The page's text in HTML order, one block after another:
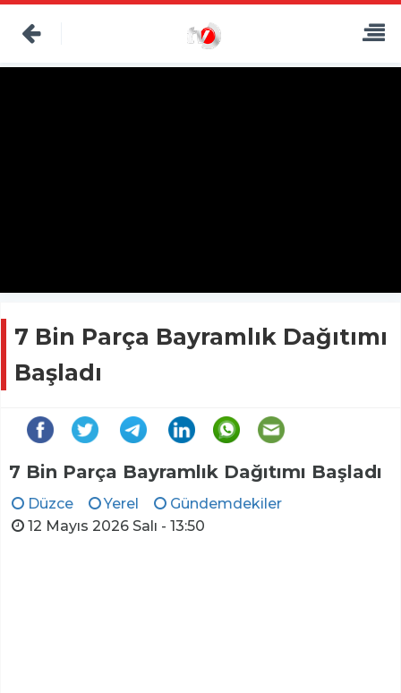
7 Bin Parça Bayramlık Dağıtımı
Başladı
7 Bin Parça Bayramlık Dağıtımı Başladı
Düzce Yerel
Gündemdekiler
12 Mayıs 2026 Salı - 13:50